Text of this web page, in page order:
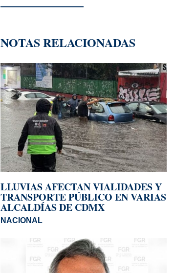
NOTAS RELACIONADAS
LLUVIAS AFECTAN VIALIDADES Y
TRANSPORTE PÚBLICO EN VARIAS
ALCALDÍAS DE CDMX
NACIONAL